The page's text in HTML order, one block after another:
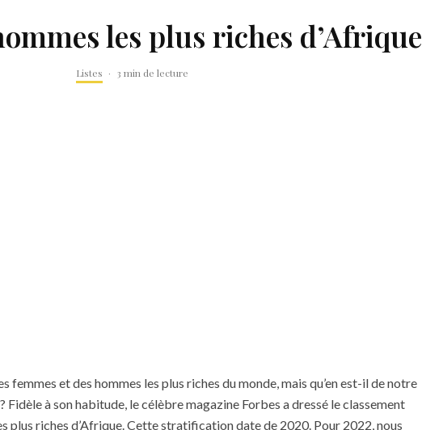
les plus riches d’Afrique
Listes · 3 min de lecture
femmes et des hommes les plus riches du monde, mais qu’en est-il de notre
Fidèle à son habitude, le célèbre magazine Forbes a dressé le classement
plus riches d’Afrique. Cette stratification date de 2020. Pour 2022, nous